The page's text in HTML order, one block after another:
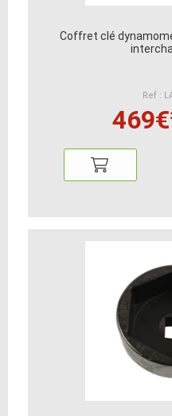
Coffret clé
Ref :
469€